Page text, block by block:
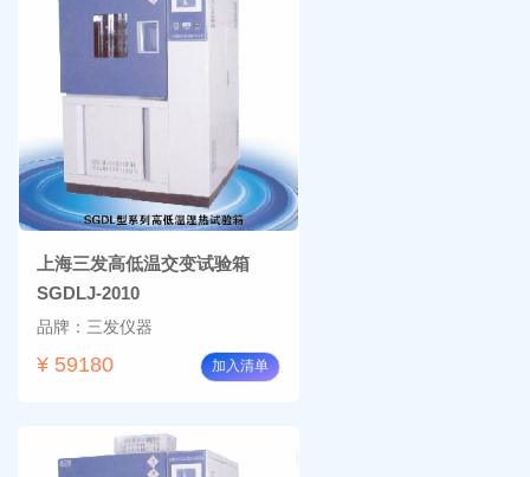
上海三发高低温交变试验箱
SGDLJ-2010
品牌：三发仪器
¥ 59180 加入清单